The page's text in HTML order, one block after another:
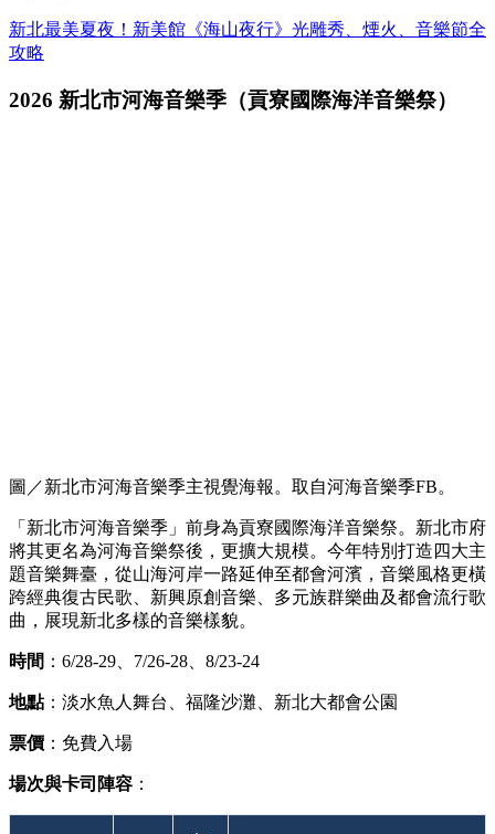
新北最美夏夜！新美館《海山夜行》光雕秀、煙火、音樂節全
攻略
2026 新北市河海音樂季（貢寮國際海洋音樂祭）
圖／新北市河海音樂季主視覺海報。取自河海音樂季FB。
「新北市河海音樂季」前身為貢寮國際海洋音樂祭。新北市府
將其更名為河海音樂祭後，更擴大規模。今年特別打造四大主
題音樂舞臺，從山海河岸一路延伸至都會河濱，音樂風格更橫
跨經典復古民歌、新興原創音樂、多元族群樂曲及都會流行歌
曲，展現新北多樣的音樂樣貌。
時間 ：6/28-29、7/26-28、8/23-24
地點：淡水魚人舞台、福隆沙灘、新北大都會公園
票價 ：免費入場
場次與卡司陣容 ：